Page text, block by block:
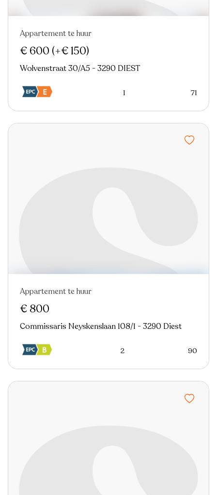
Nieuw
Appartement te huur
€ 600 (+€ 150)
Wolvenstraat 30/A5 - 3290 DIEST
1 71
Appartement te huur
€ 800
Commissaris Neyskenslaan 108/1 - 3290 Diest
2 90